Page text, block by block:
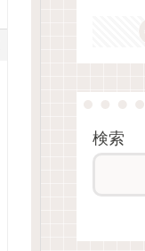
検索